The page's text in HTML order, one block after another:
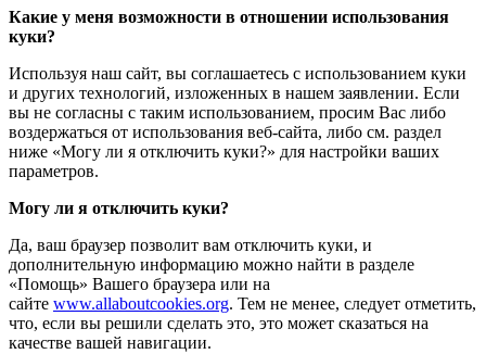
Какие у меня возможности в отношении использования
куки?
Используя наш сайт, вы соглашаетесь с использованием куки
и других технологий, изложенных в нашем заявлении. Если
вы не согласны с таким использованием, просим Вас либо
воздержаться от использования веб-сайта, либо см. раздел
ниже «Могу ли я отключить куки?» для настройки ваших
параметров.
Могу ли я отключить куки?
Да, ваш браузер позволит вам отключить куки, и
дополнительную информацию можно найти в разделе
«Помощь» Вашего браузера или на
сайте www.allaboutcookies.org. Тем не менее, следует отметить,
что, если вы решили сделать это, это может сказаться на
качестве вашей навигации.